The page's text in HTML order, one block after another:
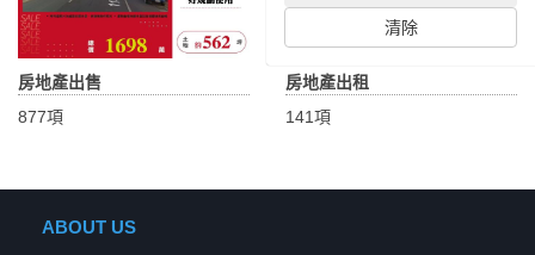
清除
房地產出售
877項
房地產出租
141項
ABOUT US